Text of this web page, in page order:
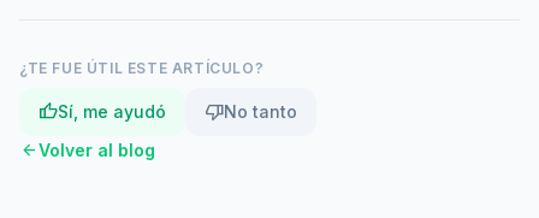
¿TE FUE ÚTIL ESTE ARTÍCULO?
thumb_upSí, me ayudó thumb_downNo tanto
arrow_backVolver al blog